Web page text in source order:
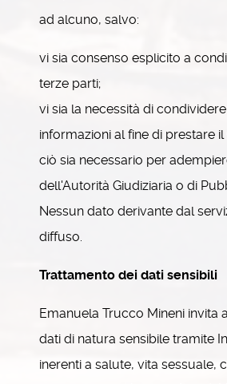
ad alcuno, salvo:
vi sia consenso esplicito a
terze parti;
vi sia la necessità di
informazioni al fine di prestare
ciò sia necessario per
dell'Autorità Giudiziaria o di
Nessun dato derivante dal
diffuso.
Trattamento dei dati sensibili
Emanuela Trucco Mineni invita
dati di natura sensibile tramite
inerenti a salute, vita sessuale,